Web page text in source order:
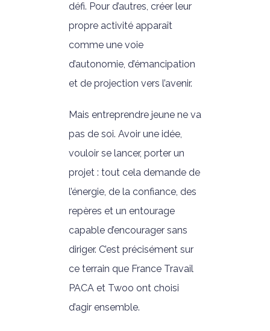
défi. Pour d’autres, créer leur
propre activité apparaît
comme une voie
d’autonomie, d’émancipation
et de projection vers l’avenir.
Mais entreprendre jeune ne va
pas de soi. Avoir une idée,
vouloir se lancer, porter un
projet : tout cela demande de
l’énergie, de la confiance, des
repères et un entourage
capable d’encourager sans
diriger. C’est précisément sur
ce terrain que France Travail
PACA et Twoo ont choisi
d’agir ensemble.